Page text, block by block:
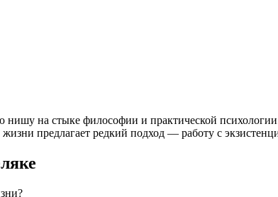
на стыке философии и практической
предлагает редкий подход — работу с